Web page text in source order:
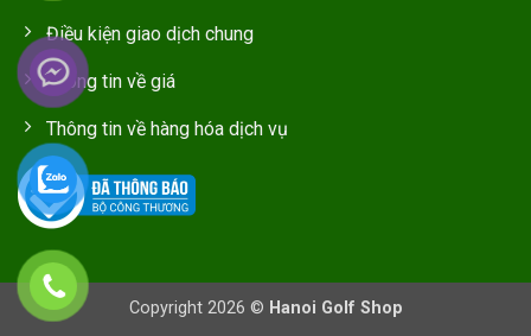
Điều kiện giao dịch chung
Thông tin về giá
Thông tin về hàng hóa dịch vụ
Copyright 2026 © Hanoi Golf Shop